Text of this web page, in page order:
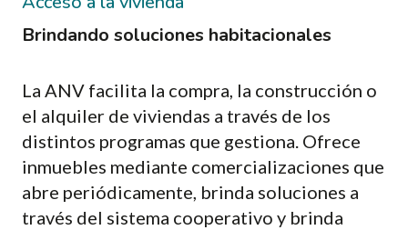
Brindando soluciones habitacionales
La ANV facilita la compra, la construcción o
el alquiler de viviendas a través de los
distintos programas que gestiona. Ofrece
inmuebles mediante comercializaciones que
abre periódicamente, brinda soluciones a
través del sistema cooperativo y brinda